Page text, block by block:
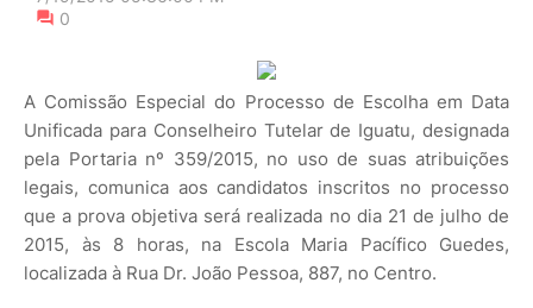
0
A Comissão Especial do Processo de Escolha em Data
Unificada para Conselheiro Tutelar de Iguatu, designada
pela Portaria nº 359/2015, no uso de suas atribuições
legais, comunica aos candidatos inscritos no processo
que a prova objetiva será realizada no dia 21 de julho de
2015, às 8 horas, na Escola Maria Pacífico Guedes,
localizada à Rua Dr. João Pessoa, 887, no Centro.